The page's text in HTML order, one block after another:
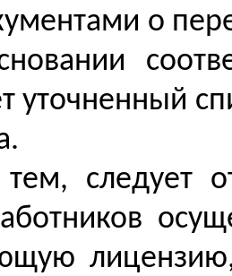
о
уточненный
следует